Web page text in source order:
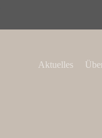
Aktuelles